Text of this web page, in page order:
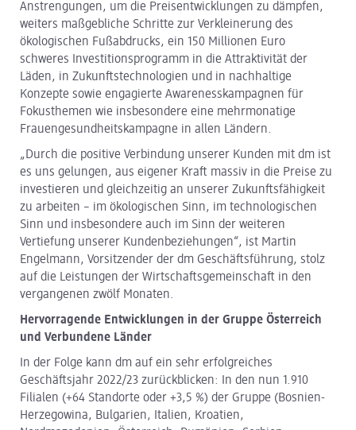
Anstrengungen, um die Preisentwicklungen zu dämpfen,
weiters maßgebliche Schritte zur Verkleinerung des
ökologischen Fußabdrucks, ein 150 Millionen Euro
schweres Investitionsprogramm in die Attraktivität der
Läden, in Zukunftstechnologien und in nachhaltige
Konzepte sowie engagierte Awarenesskampagnen für
Fokusthemen wie insbesondere eine mehrmonatige
Frauengesundheitskampagne in allen Ländern.
„Durch die positive Verbindung unserer Kunden mit dm ist
es uns gelungen, aus eigener Kraft massiv in die Preise zu
investieren und gleichzeitig an unserer Zukunftsfähigkeit
zu arbeiten – im ökologischen Sinn, im technologischen
Sinn und insbesondere auch im Sinn der weiteren
Vertiefung unserer Kundenbeziehungen“, ist Martin
Engelmann, Vorsitzender der dm Geschäftsführung, stolz
auf die Leistungen der Wirtschaftsgemeinschaft in den
vergangenen zwölf Monaten.
Hervorragende Entwicklungen in der Gruppe Österreich
und Verbundene Länder
In der Folge kann dm auf ein sehr erfolgreiches
Geschäftsjahr 2022/23 zurückblicken: In den nun 1.910
Filialen (+64 Standorte oder +3,5 %) der Gruppe (Bosnien-
Herzegowina, Bulgarien, Italien, Kroatien,